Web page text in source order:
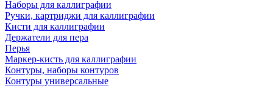
Наборы для каллиграфии
Ручки, картриджи для каллиграфии
Кисти для каллиграфии
Держатели для пера
Перья
Маркер-кисть для каллиграфии
Контуры, наборы контуров
Контуры универсальные